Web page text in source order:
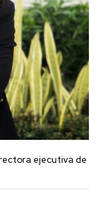
ejecutiva de